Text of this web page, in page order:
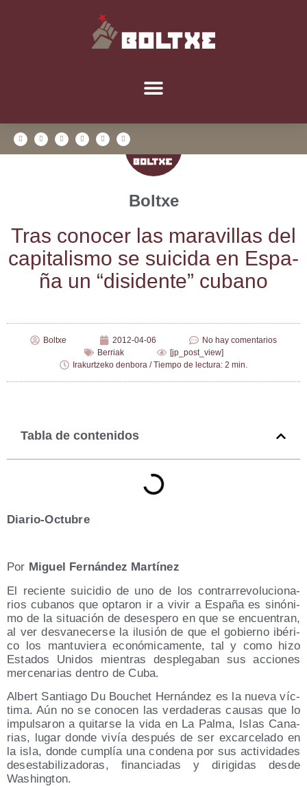
Boltxe
Tras cono­cer las mara­vi­llas del
capi­ta­lis­mo se sui­ci­da en Espa­
ña un “disi­den­te” cubano
Boltxe 2012-04-06
No hay comentarios
Berriak
[jp_post_view]
Irakurtzeko denbora / Tiempo de lectura: 2 min.
Tabla de contenidos
Dia­rio-Octu­bre
Por Miguel Fer­nán­dez Martínez
El recien­te sui­ci­dio de uno de los con­tra­rre­vo­lu­cio­na­
rios cuba­nos que opta­ron ir a vivir a Espa­ña es sinó­ni­
mo de la situa­ción de deses­pe­ro en que se encuen­tran,
al ver des­va­ne­cer­se la ilu­sión de que el gobierno ibé­ri­
co los man­tu­vie­ra eco­nó­mi­ca­men­te, tal y como hizo
Esta­dos Uni­dos mien­tras des­ple­ga­ban sus accio­nes
mer­ce­na­rias den­tro de Cuba.
Albert San­tia­go Du Bou­chet Her­nán­dez es la nue­va víc­
ti­ma. Aún no se cono­cen las ver­da­de­ras cau­sas que lo
impul­sa­ron a qui­tar­se la vida en La Pal­ma, Islas Cana­
rias, lugar don­de vivía des­pués de ser excar­ce­la­do en
la isla, don­de cum­plía una con­de­na por sus acti­vi­da­des
des­es­ta­bi­li­za­do­ras, finan­cia­das y diri­gi­das des­de
Washington.